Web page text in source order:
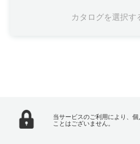
カタログを選択す
当サービスのご利用により、
ことはございません。